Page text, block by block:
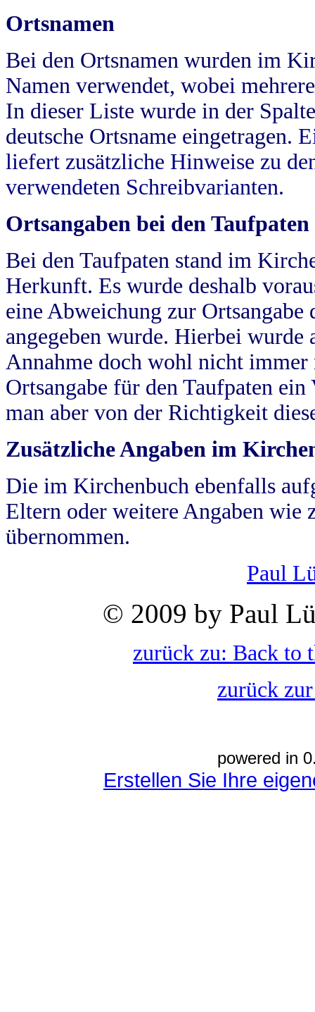
Ortsnamen
Bei den Ortsnamen wurden im
Namen verwendet, wobei
In dieser Liste wurde in der
deutsche Ortsname eingetragen.
liefert zusätzliche Hinweise zu
verwendeten Schreibvarianten.
Ortsangaben bei den Taufpaten
Bei den Taufpaten stand im
Herkunft. Es wurde deshalb
eine Abweichung zur
angegeben wurde. Hierbei wurde
Annahme doch wohl nicht
Ortsangabe für den Taufpaten
man aber von der Richtigkeit
Zusätzliche Angaben im
Die im Kirchenbuch ebenfalls
Eltern oder weitere Angaben wie
übernommen.
Paul
© 2009 by Paul
zurück zu: Back to
zurück
powered in
Erstellen Sie Ihre